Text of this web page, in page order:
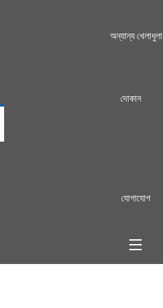
অন্যান্য খেলাধুলা
দোকান
যোগাযোগ